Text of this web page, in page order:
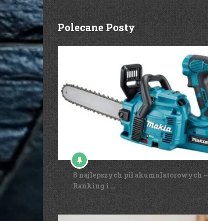
Polecane Posty
8 najlepszych pił akumulatorowych –
Ranking i …